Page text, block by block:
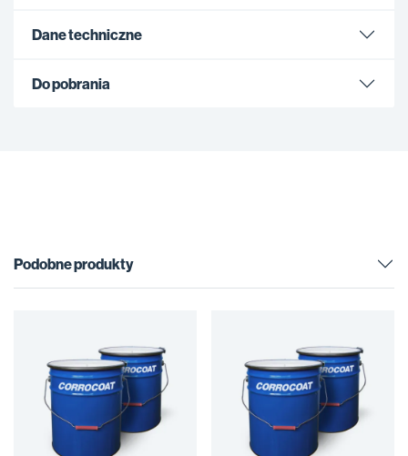
Dane techniczne
Do pobrania
Podobne produkty